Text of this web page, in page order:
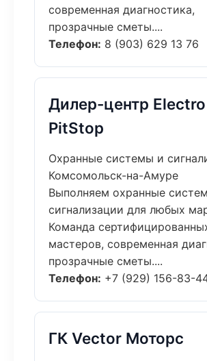
современная диагностика,
прозрачные сметы....
Телефон: 8 (903) 629 13 76
Дилер-центр Electro
PitStop
Охранные системы и
Комсомольск-на-Амуре
Выполняем охранные
сигнализации для любых
Команда
мастеров, современная
прозрачные сметы....
Телефон: +7 (929) 156-83-
ГК Vector Моторс